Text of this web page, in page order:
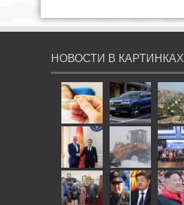
НОВОСТИ В КАРТИНКАХ